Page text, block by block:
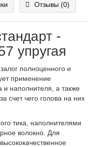
Отзывы (0)
-
упругая
полноценного и
применение
и наполнителя, а также
счет чего голова на них
тика, наполнителями
волокно. Для